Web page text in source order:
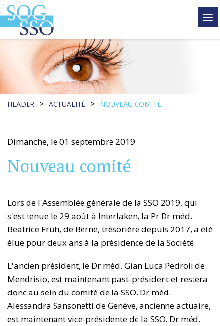
HEADER > ACTUALITÉ > NOUVEAU COMITÉ
Dimanche, le 01 septembre 2019
Nouveau comité
Lors de l'Assemblée générale de la SSO 2019, qui
s'est tenue le 29 août à Interlaken, la Pr Dr méd.
Beatrice Früh, de Berne, trésorière depuis 2017, a été
élue pour deux ans à la présidence de la Société.
L'ancien président, le Dr méd. Gian Luca Pedroli de
Mendrisio, est maintenant past-président et restera
donc au sein du comité de la SSO. Dr méd.
Alessandra Sansonetti de Genève, ancienne actuaire,
est maintenant vice-présidente de la SSO. Dr méd.